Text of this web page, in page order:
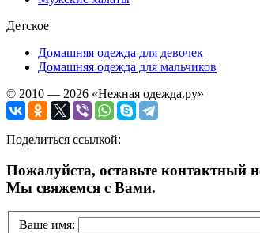
Детское
Домашняя одежда для девочек
Домашняя одежда для мальчиков
© 2010 — 2026 «Нежная одежда.ру»
Поделиться ссылкой:
Пожалуйста, оставьте контактный
Мы свяжемся с Вами.
Ваше имя: